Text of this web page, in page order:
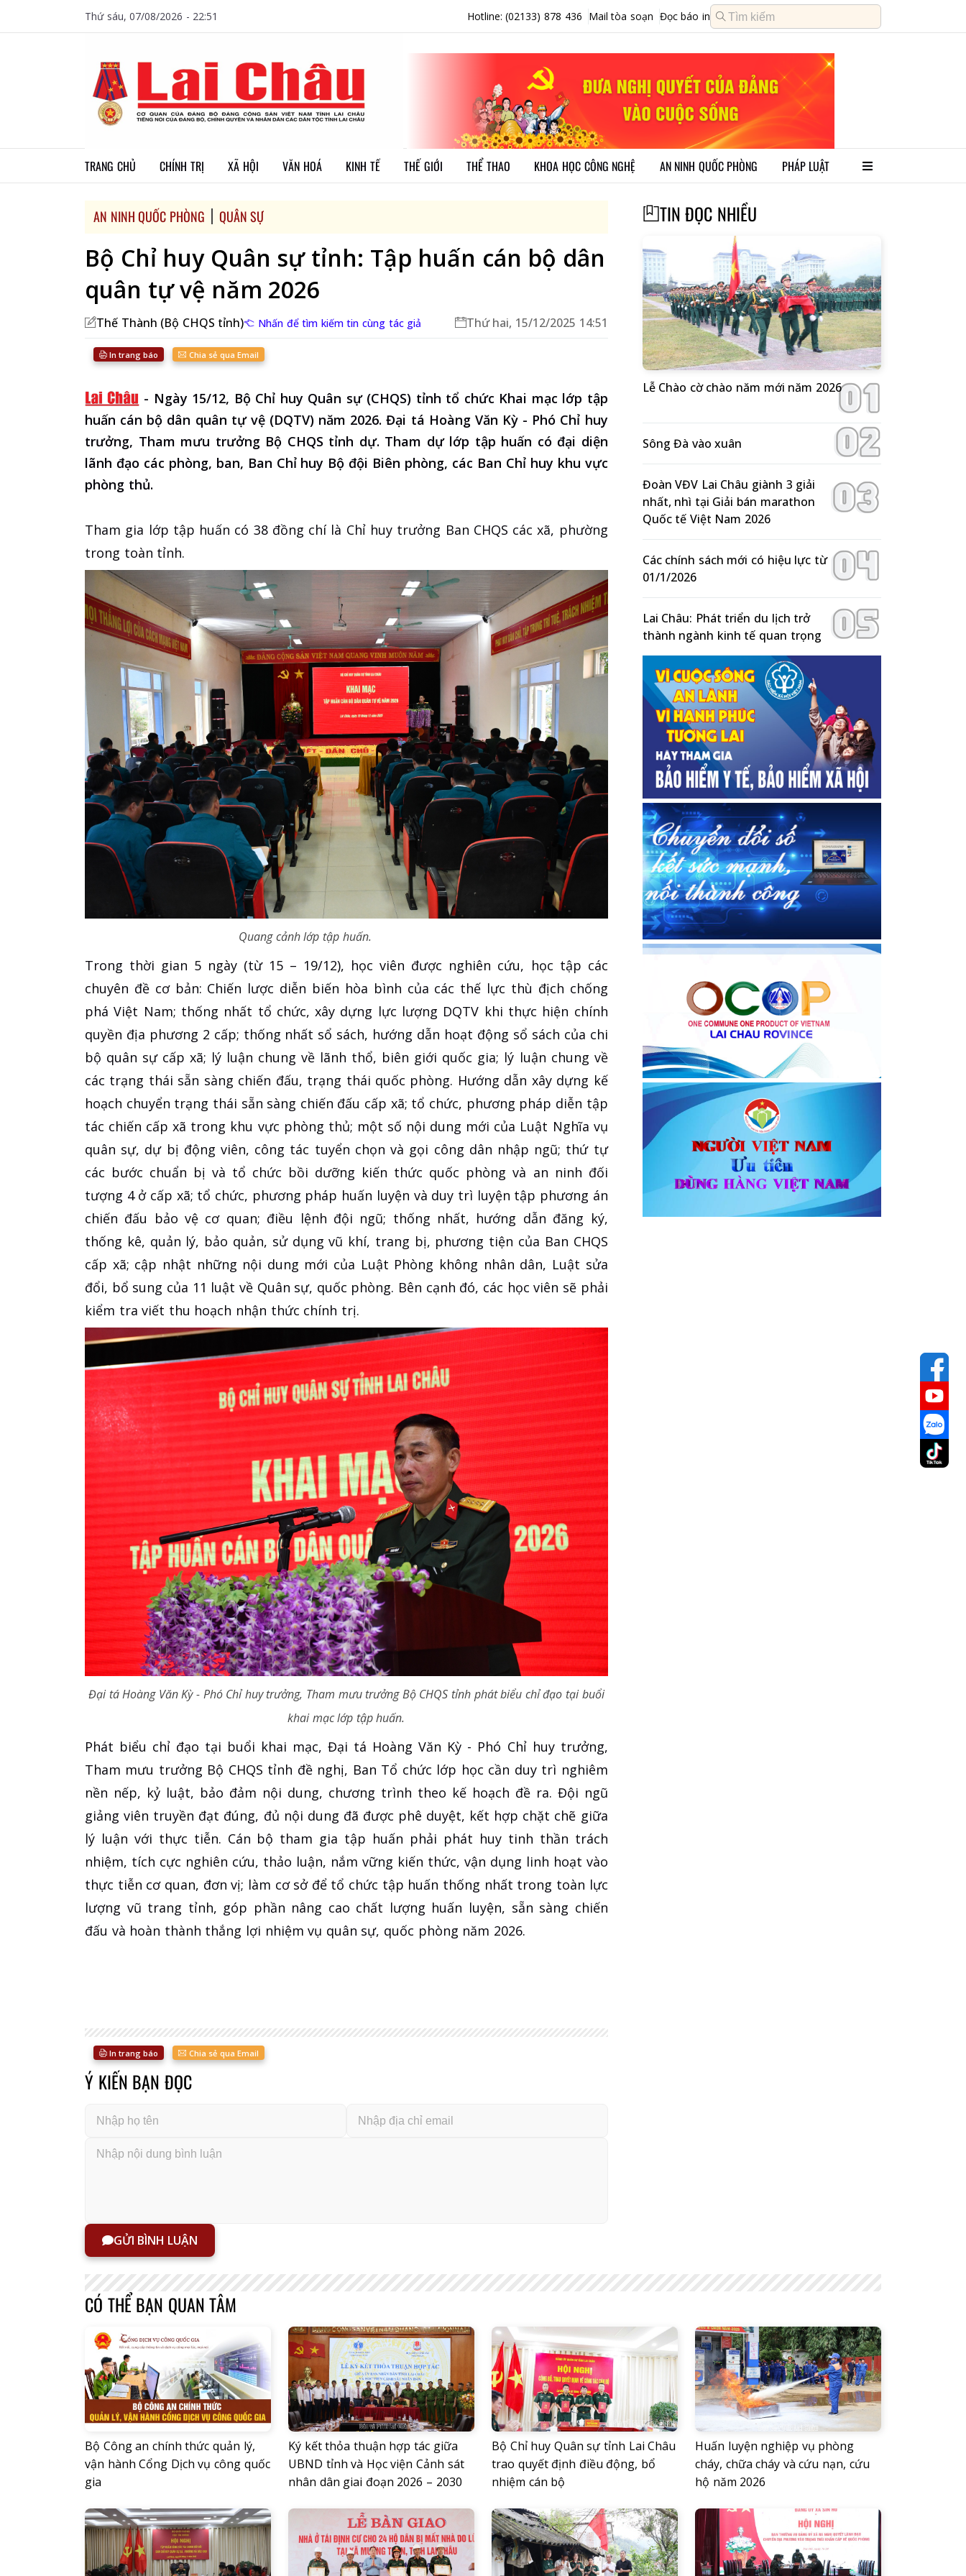
Thứ sáu, 07/08/2026 - 22:51 Hotline: (02133) 878 436 Mail tòa soạn Đọc báo in
TRANG CHỦ CHÍNH TRỊ XÃ HỘI VĂN HOÁ KINH TẾ THẾ GIỚI THỂ THAO KHOA HỌC CÔNG NGHỆ AN NINH QUỐC PHÒNG PHÁP LUẬT
AN NINH QUỐC PHÒNG QUÂN SỰ
Bộ Chỉ huy Quân sự tỉnh: Tập huấn cán bộ dân
quân tự vệ năm 2026
Thế Thành (Bộ CHQS tỉnh) Nhấn để tìm kiếm tin cùng tác giả Thứ hai, 15/12/2025 14:51
In trang báo Chia sẻ qua Email
- Ngày 15/12, Bộ Chỉ huy Quân sự (CHQS) tỉnh tổ chức Khai mạc lớp tập
huấn cán bộ dân quân tự vệ (DQTV) năm 2026. Đại tá Hoàng Văn Kỳ - Phó Chỉ huy
trưởng, Tham mưu trưởng Bộ CHQS tỉnh dự. Tham dự lớp tập huấn có đại diện
lãnh đạo các phòng, ban, Ban Chỉ huy Bộ đội Biên phòng, các Ban Chỉ huy khu vực
phòng thủ.
Tham gia lớp tập huấn có 38 đồng chí là Chỉ huy trưởng Ban CHQS các xã, phường
trong toàn tỉnh.
Quang cảnh lớp tập huấn.
Trong thời gian 5 ngày (từ 15 – 19/12), học viên được nghiên cứu, học tập các
chuyên đề cơ bản: Chiến lược diễn biến hòa bình của các thế lực thù địch chống
phá Việt Nam; thống nhất tổ chức, xây dựng lực lượng DQTV khi thực hiện chính
quyền địa phương 2 cấp; thống nhất sổ sách, hướng dẫn hoạt động sổ sách của chi
bộ quân sự cấp xã; lý luận chung về lãnh thổ, biên giới quốc gia; lý luận chung về
các trạng thái sẵn sàng chiến đấu, trạng thái quốc phòng. Hướng dẫn xây dựng kế
hoạch chuyển trạng thái sẵn sàng chiến đấu cấp xã; tổ chức, phương pháp diễn tập
tác chiến cấp xã trong khu vực phòng thủ; một số nội dung mới của Luật Nghĩa vụ
quân sự, dự bị động viên, công tác tuyển chọn và gọi công dân nhập ngũ; thứ tự
các bước chuẩn bị và tổ chức bồi dưỡng kiến thức quốc phòng và an ninh đối
tượng 4 ở cấp xã; tổ chức, phương pháp huấn luyện và duy trì luyện tập phương án
chiến đấu bảo vệ cơ quan; điều lệnh đội ngũ; thống nhất, hướng dẫn đăng ký,
thống kê, quản lý, bảo quản, sử dụng vũ khí, trang bị, phương tiện của Ban CHQS
cấp xã; cập nhật những nội dung mới của Luật Phòng không nhân dân, Luật sửa
đổi, bổ sung của 11 luật về Quân sự, quốc phòng. Bên cạnh đó, các học viên sẽ phải
kiểm tra viết thu hoạch nhận thức chính trị.
Đại tá Hoàng Văn Kỳ - Phó Chỉ huy trưởng, Tham mưu trưởng Bộ CHQS tỉnh phát biểu chỉ đạo tại buổi
khai mạc lớp tập huấn.
Phát biểu chỉ đạo tại buổi khai mạc, Đại tá Hoàng Văn Kỳ - Phó Chỉ huy trưởng,
Tham mưu trưởng Bộ CHQS tỉnh đề nghị, Ban Tổ chức lớp học cần duy trì nghiêm
nền nếp, kỷ luật, bảo đảm nội dung, chương trình theo kế hoạch đề ra. Đội ngũ
giảng viên truyền đạt đúng, đủ nội dung đã được phê duyệt, kết hợp chặt chẽ giữa
lý luận với thực tiễn. Cán bộ tham gia tập huấn phải phát huy tinh thần trách
nhiệm, tích cực nghiên cứu, thảo luận, nắm vững kiến thức, vận dụng linh hoạt vào
thực tiễn cơ quan, đơn vị; làm cơ sở để tổ chức tập huấn thống nhất trong toàn lực
lượng vũ trang tỉnh, góp phần nâng cao chất lượng huấn luyện, sẵn sàng chiến
đấu và hoàn thành thắng lợi nhiệm vụ quân sự, quốc phòng năm 2026.
In trang báo Chia sẻ qua Email
Ý KIẾN BẠN ĐỌC
GỬI BÌNH LUẬN
TIN ĐỌC NHIỀU
Lễ Chào cờ chào năm mới năm 2026
Sông Đà vào xuân
Đoàn VĐV Lai Châu giành 3 giải
nhất, nhì tại Giải bán marathon
Quốc tế Việt Nam 2026
Các chính sách mới có hiệu lực từ
01/1/2026
Lai Châu: Phát triển du lịch trở
thành ngành kinh tế quan trọng
CÓ THỂ BẠN QUAN TÂM
Bộ Công an chính thức quản lý,
vận hành Cổng Dịch vụ công quốc
gia
Ký kết thỏa thuận hợp tác giữa
UBND tỉnh và Học viện Cảnh sát
nhân dân giai đoạn 2026 – 2030
Bộ Chỉ huy Quân sự tỉnh Lai Châu
trao quyết định điều động, bổ
nhiệm cán bộ
Huấn luyện nghiệp vụ phòng
cháy, chữa cháy và cứu nạn, cứu
hộ năm 2026